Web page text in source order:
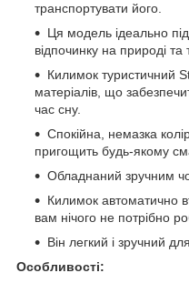
транспортувати його.
Ця модель ідеально
відпочинку на природі та
Килимок туристичний
матеріалів, що
час сну.
Спокійна, немазка
пригощить будь-якому
Обладнаний зручним
Килимок автоматично
вам нічого не потрібно
Він легкий і зручний
Особливості: